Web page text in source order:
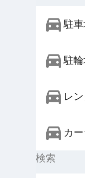
駐車
駐
レ
カ
検索